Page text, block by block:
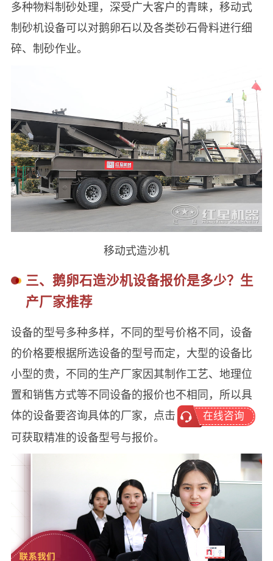
多种物料制砂处理，深受广大客户的青睐，移动式
制砂机设备可以对鹅卵石以及各类砂石骨料进行细
碎、制砂作业。
移动式造沙机
三、鹅卵石造沙机设备报价是多少？生
产厂家推荐
设备的型号多种多样，不同的型号价格不同，设备
的价格要根据所选设备的型号而定，大型的设备比
小型的贵，不同的生产厂家因其制作工艺、地理位
置和销售方式等不同设备的报价也不相同，所以具
体的设备要咨询具体的厂家，点击
在线咨询
可获取精准的设备型号与报价。